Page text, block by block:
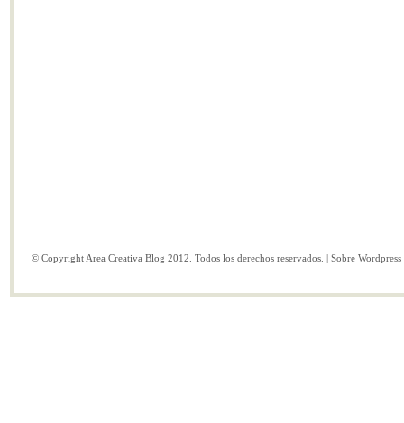
© Copyright Area Creativa Blog 2012. Todos los derechos reservados. | Sobre Wordpress